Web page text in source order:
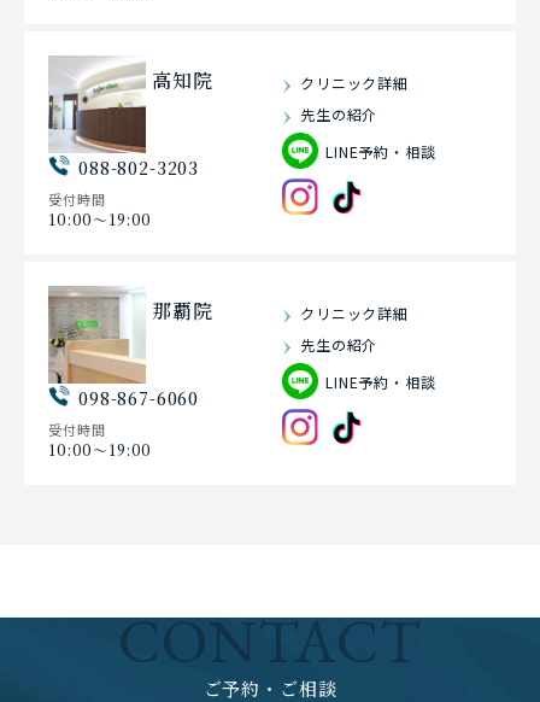
高知院
088-802-3203
受付時間
10:00〜19:00
クリニック詳細
先生の紹介
LINE予約・相談
那覇院
098-867-6060
受付時間
10:00〜19:00
クリニック詳細
先生の紹介
LINE予約・相談
CONTACT
ご予約・ご相談